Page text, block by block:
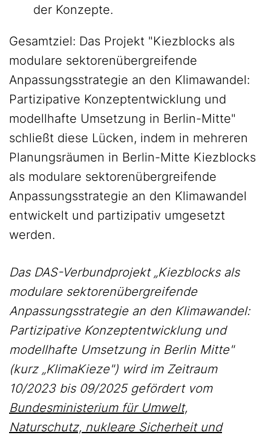
der Konzepte.
Gesamtziel: Das Projekt "Kiezblocks als
modulare sektorenübergreifende
Anpassungsstrategie an den Klimawandel:
Partizipative Konzeptentwicklung und
modellhafte Umsetzung in Berlin-Mitte"
schließt diese Lücken, indem in mehreren
Planungsräumen in Berlin-Mitte Kiezblocks
als modulare sektorenübergreifende
Anpassungsstrategie an den Klimawandel
entwickelt und partizipativ umgesetzt
werden.
Das DAS-Verbundprojekt „Kiezblocks als
modulare sektorenübergreifende
Anpassungsstrategie an den Klimawandel:
Partizipative Konzeptentwicklung und
modellhafte Umsetzung in Berlin Mitte"
(kurz „KlimaKieze") wird im Zeitraum
10/2023 bis 09/2025 gefördert vom
Bundesministerium für Umwelt,
Naturschutz, nukleare Sicherheit und